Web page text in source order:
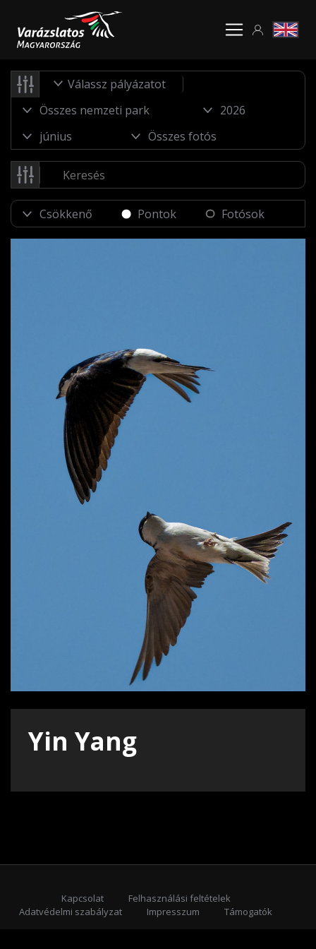
Válassz pályázatot
Pontok Fotósok
Yin Yang
Kapcsolat
Felhasználási feltételek
Adatvédelmi szabályzat
Impresszum
Támogatók